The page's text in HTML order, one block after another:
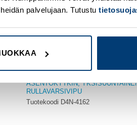
palvelujaan. Tutustu
ASENTOKYTKIN,
RULLAVARSIVIPU
Tuotekoodi D4N-4162